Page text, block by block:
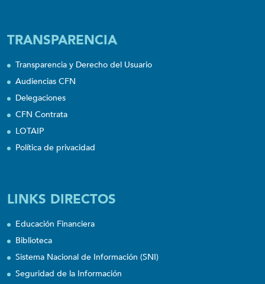
TRANSPARENCIA
Transparencia y Derecho del Usuario
Audiencias CFN
Delegaciones
CFN Contrata
LOTAIP
Política de privacidad
LINKS DIRECTOS
Educación Financiera
Biblioteca
Sistema Nacional de Información (SNI)
Seguridad de la Información